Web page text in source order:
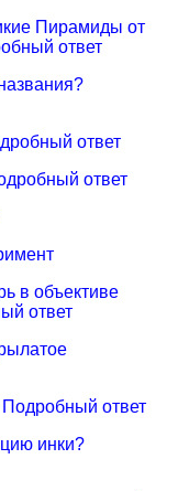
Пирамиды от
ответ
ответ
ответ
в объективе
ответ
Подробный ответ
инки?